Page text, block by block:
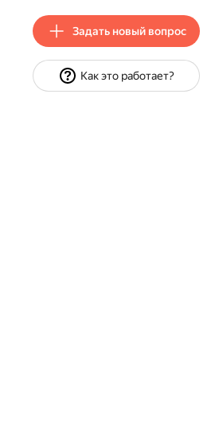
Задать новый вопрос
Как это работает?